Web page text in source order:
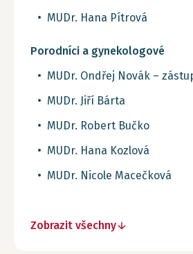
MUDr. Hana Pítrová
Porodníci a gynekologové
MUDr. Ondřej Novák –
MUDr. Jiří Bárta
MUDr. Robert Bučko
MUDr. Hana Kozlová
MUDr. Nicole Macečková
Zobrazit všechny